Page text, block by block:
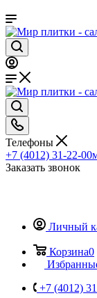
Телефоны
+7 (4012) 31-22-00
Заказать звонок
Личный
Корзина0
+7 (4012)